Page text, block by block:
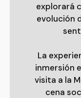
explorará
evolución
La
inmersión
visita a la
cena